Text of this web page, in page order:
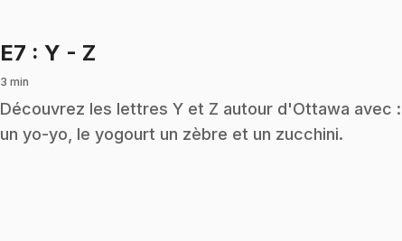
E7 : Y - Z
3 min
.Découvrez les lettres Y et Z autour d'Ottawa avec :
un yo-yo, le yogourt un zèbre et un zucchini.